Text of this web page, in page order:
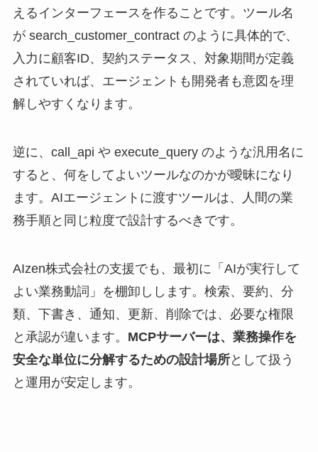
えるインターフェースを作ることです。ツール名
が search_customer_contract のように具体的で、
入力に顧客ID、契約ステータス、対象期間が定義
されていれば、エージェントも開発者も意図を理
解しやすくなります。
逆に、call_api や execute_query のような汎用名に
すると、何をしてよいツールなのかが曖昧になり
ます。AIエージェントに渡すツールは、人間の業
務手順と同じ粒度で設計するべきです。
AIzen株式会社の支援でも、最初に「AIが実行して
よい業務動詞」を棚卸しします。検索、要約、分
類、下書き、通知、更新、削除では、必要な権限
と承認が違います。 MCPサーバーは、業務操作を
安全な単位に分解するための設計場所として扱う
と運用が安定します。